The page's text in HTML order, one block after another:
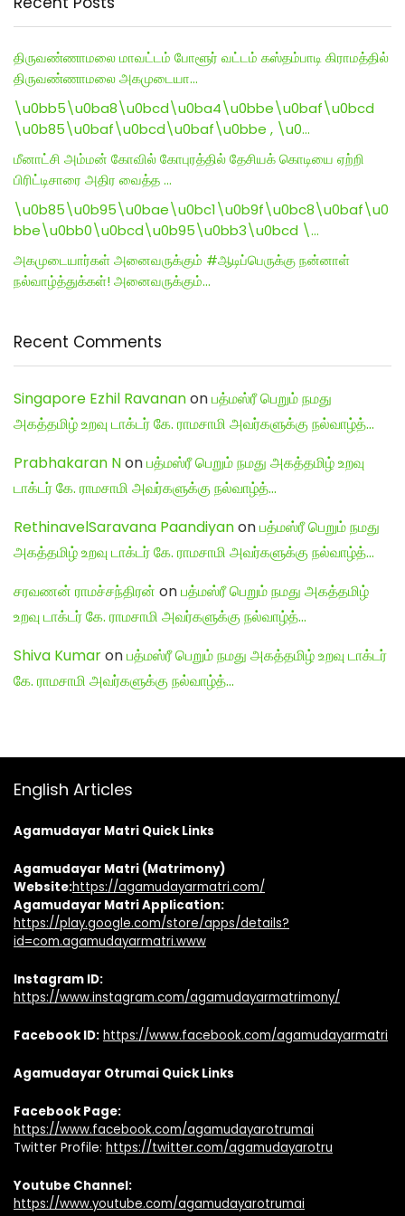
திருவண்ணாமலை மாவட்டம் போளூர் வட்டம் கஸ்தம்பாடி கிராமத்தில்
திருவண்ணாமலை அகமுடையா…
\u0bb5\u0ba8\u0bcd\u0ba4\u0bbe\u0baf\u0bcd
\u0b85\u0baf\u0bcd\u0baf\u0bbe , \u0…
மீனாட்சி அம்மன் கோவில் கோபுரத்தில் தேசியக் கொடியை ஏற்றி
பிரிட்டிசாரை அதிர வைத்த …
\u0b85\u0b95\u0bae\u0bc1\u0b9f\u0bc8\u0baf\u0
bbe\u0bb0\u0bcd\u0b95\u0bb3\u0bcd \…
அகமுடையார்கள் அனைவருக்கும் #ஆடிப்பெருக்கு நன்னாள்
நல்வாழ்த்துக்கள்! அனைவருக்கும்…
Recent Comments
Singapore Ezhil Ravananonபத்மஸ்ரீ பெறும் நமது
அகத்தமிழ் உறவு டாக்டர் கே. ராமசாமி அவர்களுக்கு நல்வாழ்த்…
Prabhakaran Nonபத்மஸ்ரீ பெறும் நமது அகத்தமிழ் உறவு
டாக்டர் கே. ராமசாமி அவர்களுக்கு நல்வாழ்த்…
RethinavelSaravana Paandiyanonபத்மஸ்ரீ பெறும் நமது
அகத்தமிழ் உறவு டாக்டர் கே. ராமசாமி அவர்களுக்கு நல்வாழ்த்…
சரவணன் ராமச்சந்திரன் onபத்மஸ்ரீ பெறும் நமது அகத்தமிழ்
உறவு டாக்டர் கே. ராமசாமி அவர்களுக்கு நல்வாழ்த்…
Shiva Kumaronபத்மஸ்ரீ பெறும் நமது அகத்தமிழ் உறவு டாக்டர்
கே. ராமசாமி அவர்களுக்கு நல்வாழ்த்…
English Articles
Agamudayar Matri Quick Links
Agamudayar Matri (Matrimony)
Website:https://agamudayarmatri.com/
Agamudayar Matri Application:
https://play.google.com/store/apps/details?
id=com.agamudayarmatri.www
Instagram ID:
https://www.instagram.com/agamudayarmatrimony/
Facebook ID: https://www.facebook.com/agamudayarmatri
Agamudayar Otrumai Quick Links
Facebook Page:
https://www.facebook.com/agamudayarotrumai
Twitter Profile: https://twitter.com/agamudayarotru
Youtube Channel:
https://www.youtube.com/agamudayarotrumai